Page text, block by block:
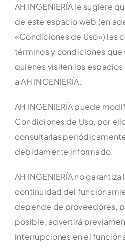
AH INGENIERÍA le sugiere
de este espacio web (en
«Condiciones de Uso») las
términos y condiciones que
quienes visiten los
a AH INGENIERÍA.
AH INGENIERÍA puede
Condiciones de Uso, por
consultarlas
debidamente informado.
AH INGENIERÍA no
continuidad del
depende de proveedores,
posible, advertirá
interrupciones en el